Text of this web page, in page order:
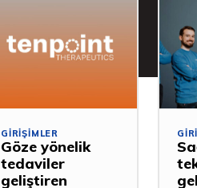
GIRIŞIMLER
Göze yönelik
tedaviler
geliştiren